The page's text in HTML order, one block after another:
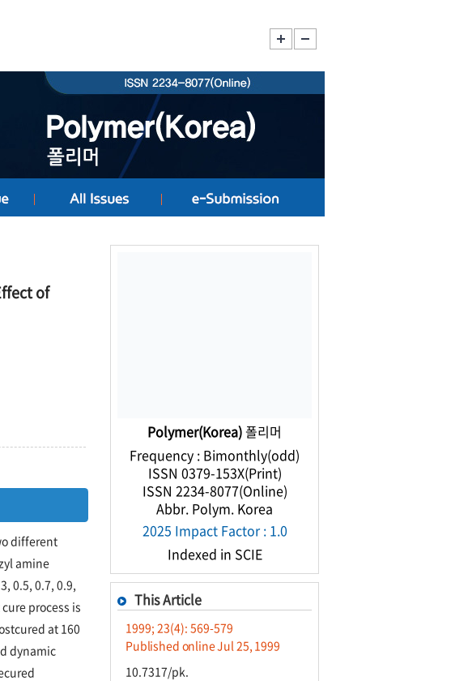
of
different
amine
0.5, 0.7, 0.9,
process is
at 160
dynamic
Polymer(Korea)폴리머
Frequency : Bimonthly(odd)
ISSN 0379-153X(Print)
ISSN 2234-8077(Online)
Abbr. Polym. Korea
2025 Impact Factor : 1.0
Indexed in SCIE
This Article
1999; 23(4): 569-579
Published online Jul 25, 1999
10.7317/pk.